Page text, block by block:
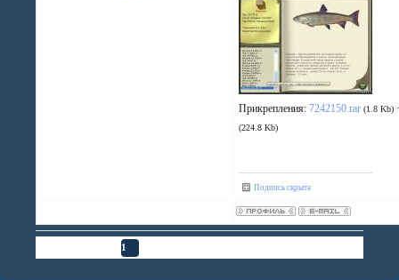
Прикрепления:7242150.rar (1.8 Kb)
(224.8 Kb)
Подпись скрыта
1